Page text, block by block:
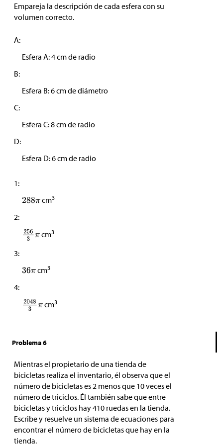
Empareja la descripción de cada esfera con su
volumen correcto.
A:
Esfera A: 4 cm de radio
B:
Esfera B: 6 cm de diámetro
C:
Esfera C: 8 cm de radio
D:
Esfera D: 6 cm de radio
1:
cm3
2:
cm3
3:
cm3
4:
cm3
Problema 6
Mientras el propietario de una tienda de
bicicletas realiza el inventario, él observa que el
número de bicicletas es 2 menos que 10 veces el
número de triciclos. Él también sabe que entre
bicicletas y triciclos hay 410 ruedas en la tienda.
Escribe y resuelve un sistema de ecuaciones para
encontrar el número de bicicletas que hay en la
tienda.